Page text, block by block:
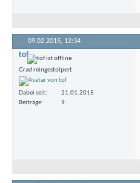
09.02.2015, 12:34
tof
Grad reingestolpert
Dabei seit
21.01.2015
Beiträge
9